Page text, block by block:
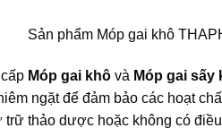
Sản phẩm Móp gai khô
Móp gai khô và Móp gai sấy
ngặt để đảm bảo các hoạt
thảo dược hoặc không có